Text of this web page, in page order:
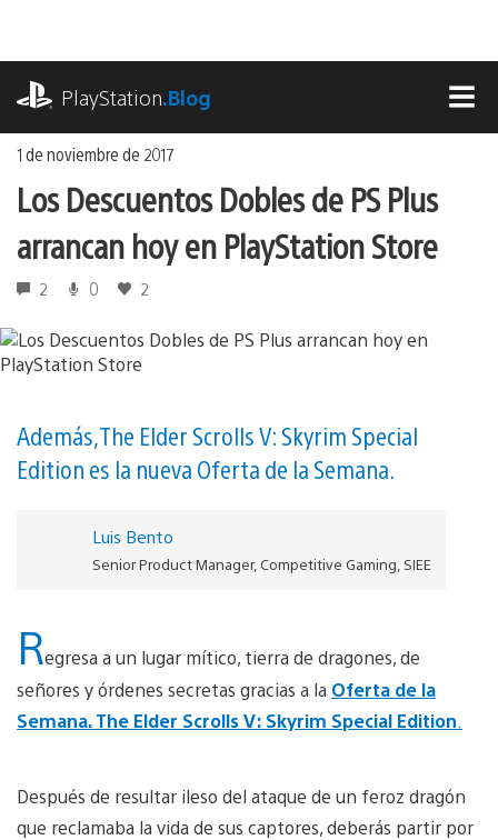
contenido
PlayStation.Blog
1 de noviembre de 2017
Los Descuentos Dobles de PS Plus
arrancan hoy en PlayStation Store
2 0 2
Además, The Elder Scrolls V: Skyrim Special
Edition es la nueva Oferta de la Semana.
Luis Bento
Senior Product Manager, Competitive Gaming, SIEE
Regresa a un lugar mítico, tierra de dragones, de
señores y órdenes secretas gracias a la Oferta de la
Semana. The Elder Scrolls V: Skyrim Special Edition.
Después de resultar ileso del ataque de un feroz dragón
que reclamaba la vida de sus captores, deberás partir por